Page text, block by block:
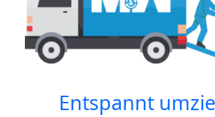
Entspannt